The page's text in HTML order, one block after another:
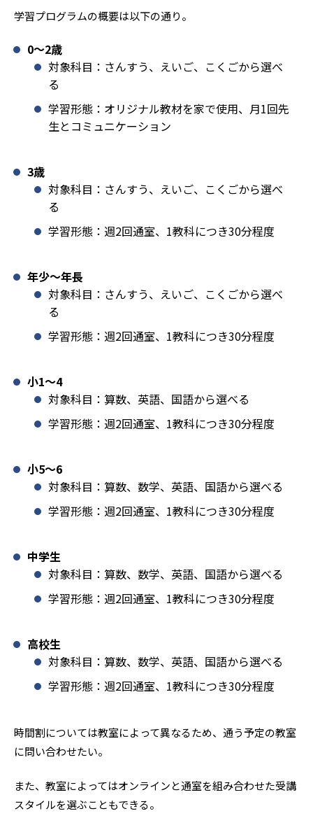
学習プログラムの概要は以下の通り。
0〜2歳
対象科目：さんすう、えいご、こくごから選べ
る
学習形態：オリジナル教材を家で使用、月1回先
生とコミュニケーション
3歳
対象科目：さんすう、えいご、こくごから選べ
る
学習形態：週2回通室、1教科につき30分程度
年少〜年長
対象科目：さんすう、えいご、こくごから選べ
る
学習形態：週2回通室、1教科につき30分程度
小1️〜4
対象科目：算数、英語、国語から選べる
学習形態：週2回通室、1教科につき30分程度
小5〜6
対象科目：算数、数学、英語、国語から選べる
学習形態：週2回通室、1教科につき30分程度
中学生
対象科目：算数、数学、英語、国語から選べる
学習形態：週2回通室、1教科につき30分程度
高校生
対象科目：算数、数学、英語、国語から選べる
学習形態：週2回通室、1教科につき30分程度
時間割については教室によって異なるため、通う予定の教室
に問い合わせたい。
また、教室によってはオンラインと通室を組み合わせた受講
スタイルを選ぶこともできる。